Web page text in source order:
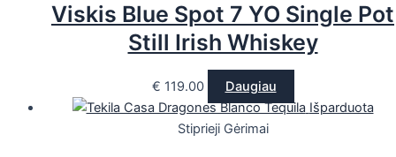
Viskis Blue Spot 7 YO Single Pot
Still Irish Whiskey
€ 119.00
Daugiau
Išparduota
Stiprieji Gėrimai